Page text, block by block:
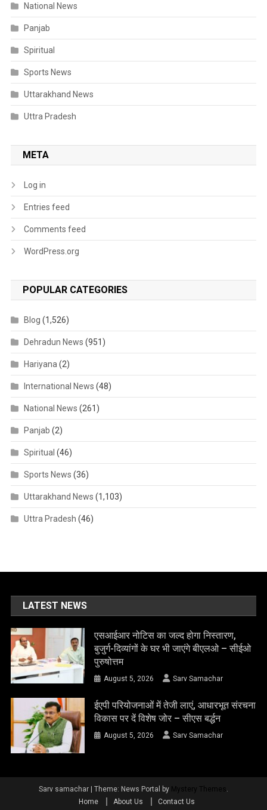
National News
Panjab
Spiritual
Sports News
Uttarakhand News
Uttra Pradesh
META
Log in
Entries feed
Comments feed
WordPress.org
POPULAR CATEGORIES
Blog (1,526)
Dehradun News (951)
Hariyana (2)
International News (48)
National News (261)
Panjab (2)
Spiritual (46)
Sports News (36)
Uttarakhand News (1,103)
Uttra Pradesh (46)
LATEST NEWS
एसआईआर नोटिस का जल्द होगा निस्तारण,
बुजुर्ग-दिव्यांगों के घर भी जाएंगे बीएलओ – सीईओ
पुरुषोत्तम
August 5, 2026 Sarv Samachar
ईएपी परियोजनाओं में तेजी लाएं, आधारभूत संरचना
विकास पर दें विशेष जोर – सीएस बर्द्धन
August 5, 2026 Sarv Samachar
Sarv samachar | Theme: News Portal by Mystery Themes
Home
About Us Contact Us